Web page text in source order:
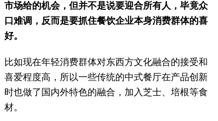
市场给的机会，但并不是说要迎合所有人，毕竟众
口难调，反而是要抓住餐饮企业本身消费群体的喜
好。
比如现在年轻消费群体对东西方文化融合的接受和
喜爱程度高，所以一些传统的中式餐厅在产品创新
时也做了国内外特色的融合，加入芝士、培根等食
材。